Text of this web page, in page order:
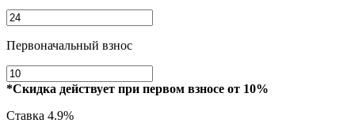
Первоначальный взнос
*Скидка действует при первом взносе от 10%
Ставка 4.9%